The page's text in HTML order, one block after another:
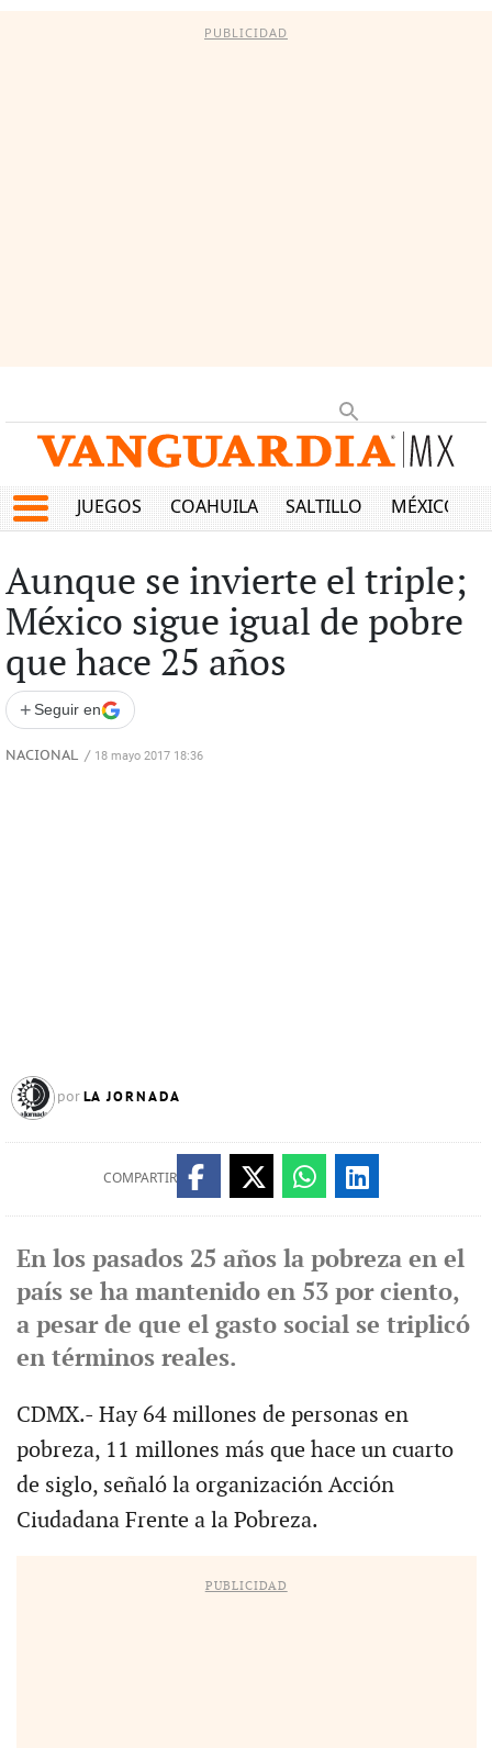
PUBLICIDAD
JUEGOS COAHUILA SALTILLO MÉXICO
Aunque se invierte el triple;
México sigue igual de pobre
que hace 25 años
+ Seguir en
NACIONAL / 18 mayo 2017 18:36
por LA JORNADA
COMPARTIR
En los pasados 25 años la pobreza en el
país se ha mantenido en 53 por ciento,
a pesar de que el gasto social se triplicó
en términos reales.
CDMX.- Hay 64 millones de personas en
pobreza, 11 millones más que hace un cuarto
de siglo, señaló la organización Acción
Ciudadana Frente a la Pobreza.
PUBLICIDAD